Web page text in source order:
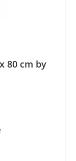
80 cm by